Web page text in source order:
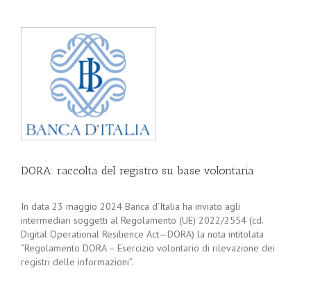
DORA: raccolta del registro su base volontaria
In data 23 maggio 2024 Banca d’Italia ha inviato agli
intermediari soggetti al Regolamento (UE) 2022/2554 (cd.
Digital Operational Resilience Act—DORA) la nota intitolata
“Regolamento DORA – Esercizio volontario di rilevazione dei
registri delle informazioni”.